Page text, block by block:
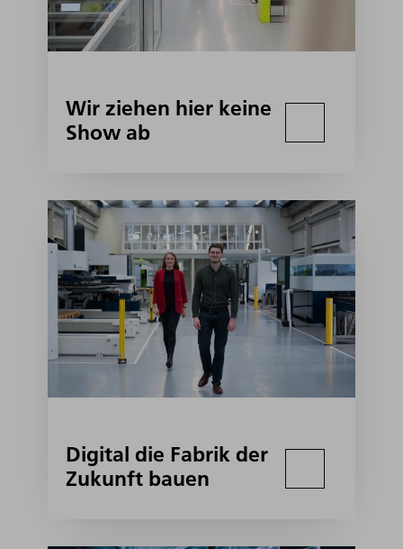
Wir ziehen hier keine
Show ab
Digital die Fabrik der
Zukunft bauen